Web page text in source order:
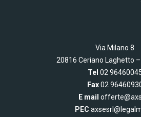
Via Milano 8
20816 Ceriano Laghetto –
Tel 02
Fax02
E mail
PEC